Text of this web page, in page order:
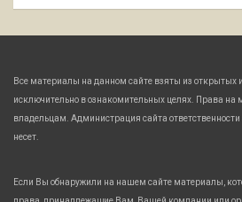
Все материалы на данном сайте взяты из открытых
исключительно в ознакомительных целях. Права
владельцам. Администрация сайта
несет.
Если Вы обнаружили на нашем сайте материалы,